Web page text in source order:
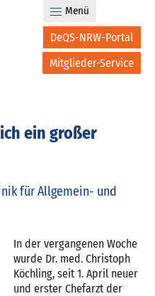
DeQS-NRW-Portal
Mitglieder-Service
Menü
ein großer
für Allgemein- und
In der vergangenen Woche
wurde Dr. med. Christoph
Köchling, seit 1. April neuer
und erster Chefarzt der